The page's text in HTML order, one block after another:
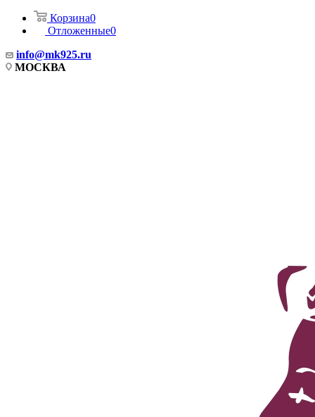
Корзина0
Отложенные0
info@mk925.ru
МОСКВА